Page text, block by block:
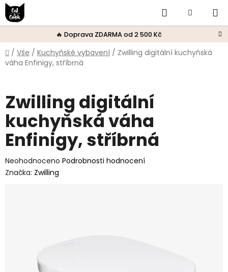
Přejít
na
obsah
🔥 Doprava ZDARMA od 2 500 Kč
HledatNákupní
košík
Domů
/ Vše / Kuchyňské vybavení / Zwilling digitální kuchyňská
váha Enfinigy, stříbrná
Zwilling digitální
kuchyňská váha
Enfinigy, stříbrná
Průměrné
hodnocení
Neohodnoceno Podrobnosti hodnocení
Značka: Zwilling